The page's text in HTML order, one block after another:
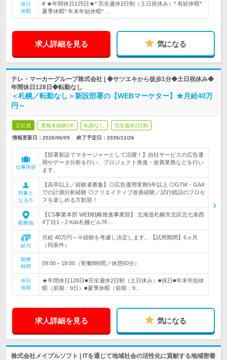
休日
休暇
# ★年間休日125日★* 完全週休2日制（土日祝休み）* 有給休暇*
夏季休暇* 年末年始休暇* …
求人詳細を見る 気になる
テレ・マーカーグループ株式会社 | ◆サツエキから徒歩1分◆土日祝休み◆
年間休日128日◆転勤なし
＜札幌／転勤なし＞新設部署の【WEBマーケター】★月給40万
円～
正社員 業種未経験OK 転勤なし 完全週休2日制
情報更新日：2026/06/05 終了予定日： 2026/11/26
仕事内容
【部署新設でマネージャーとして活躍！】自社サービスの広告運
用やデータ分析を行い、プロジェクト推進・改善業務などを行い
ます。
対象と
なる方
【高卒以上／経験者募集】◎広告運用実務5年以上 ◎GTM・GA4
での計測分析経験 ◎クリエイティブ改善経験／試行錯誤のプロセ
スを楽しめる方歓迎！
勤務地
【CS事業本部 WEB戦略推進事業部】 北海道札幌市北区北七条西
4丁目1－2 Kdx札幌ビル7F…
給与
月給 40万円～※経験を考慮し決定します。【試用期間】6ヵ月
（同条件）
勤務
時間
09:00～18:00（実働8時間／休憩60分）
休日
休暇
★年間休日128日■完全週休2日制（土日休み）■祝日■年末年始休
暇（前期：9日）■夏季休暇（前期：9…
求人詳細を見る 気になる
株式会社メイプルソフト | ITを通じて地域社会の活性化に貢献する地域密着